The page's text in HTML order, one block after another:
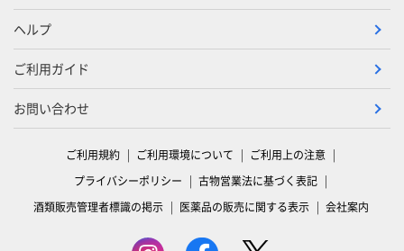
ヘルプ
ご利用ガイド
お問い合わせ
ご利用規約 ご利用環境について
ご利用上の注意
プライバシーポリシー
古物営業法に基づく表記
酒類販売管理者標識の掲示
医薬品の販売に関する表示 会社案内